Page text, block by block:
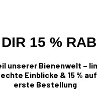
Der
15 %
unserer Bienenwelt –
Einblicke & 15 %
erste Bestellung